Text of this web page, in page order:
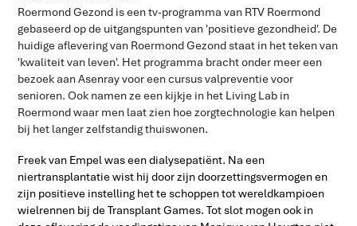
Roermond Gezond is een tv-programma van RTV Roermond
gebaseerd op de uitgangspunten van 'positieve gezondheid'. De
huidige aflevering van Roermond Gezond staat in het teken van
'kwaliteit van leven'. Het programma bracht onder meer een
bezoek aan Asenray voor een cursus valpreventie voor
senioren. Ook namen ze een kijkje in het Living Lab in
Roermond waar men laat zien hoe zorgtechnologie kan helpen
bij het langer zelfstandig thuiswonen.
Freek van Empel was een dialysepatiënt. Na een
niertransplantatie wist hij door zijn doorzettingsvermogen en
zijn positieve instelling het te schoppen tot wereldkampioen
wielrennen bij de Transplant Games. Tot slot mogen ook in